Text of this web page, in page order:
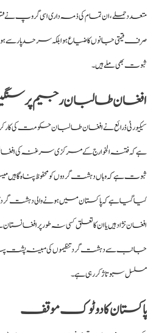
متعدد حملے، ان تمام کی ذمہ داری اسی گروپ
صرف قیمتی جانوں کا ضیاع ہوا بلکہ سرحد پار سے
ثبوت بھی ملے ہیں۔
افغان طالبان رجیم پر
سیکیورٹی ذرائع نے افغان طالبان حکومت کی
ہے کہ فتنہ الخوارج کے مرکزی سرغنہ کی
ثبوت ہے کہ وہاں دہشت گردوں کو محفوظ پناہ
کیا گیا ہے کہ پاکستان میں ہونے والی دہشت
افغان نژاد ہیں یا ان کا تعلق کسی نہ طور پر
جانب سے دہشت گرد تنظیموں کی مبینہ پشت
مسلسل سبوتاژ کر رہی ہے۔
پاکستان کا دوٹوک موقف